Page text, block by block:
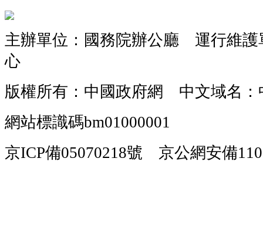
主辦單位：國務院辦公廳 運行維護
心
版權所有：中國政府網 中文域名：
網站標識碼bm01000001
京ICP備05070218號 京公網安備